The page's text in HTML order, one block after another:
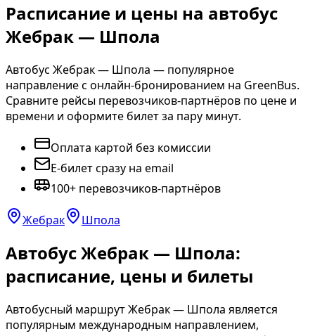
Расписание и цены на автобус
Жебрак — Шпола
Автобус Жебрак — Шпола — популярное
направление с онлайн-бронированием на GreenBus.
Сравните рейсы перевозчиков-партнёров по цене и
времени и оформите билет за пару минут.
Оплата картой без комиссии
E-билет сразу на email
100+ перевозчиков-партнёров
Жебрак Шпола
Автобус Жебрак — Шпола:
расписание, цены и билеты
Автобусный маршрут Жебрак — Шпола является
популярным международным направлением,